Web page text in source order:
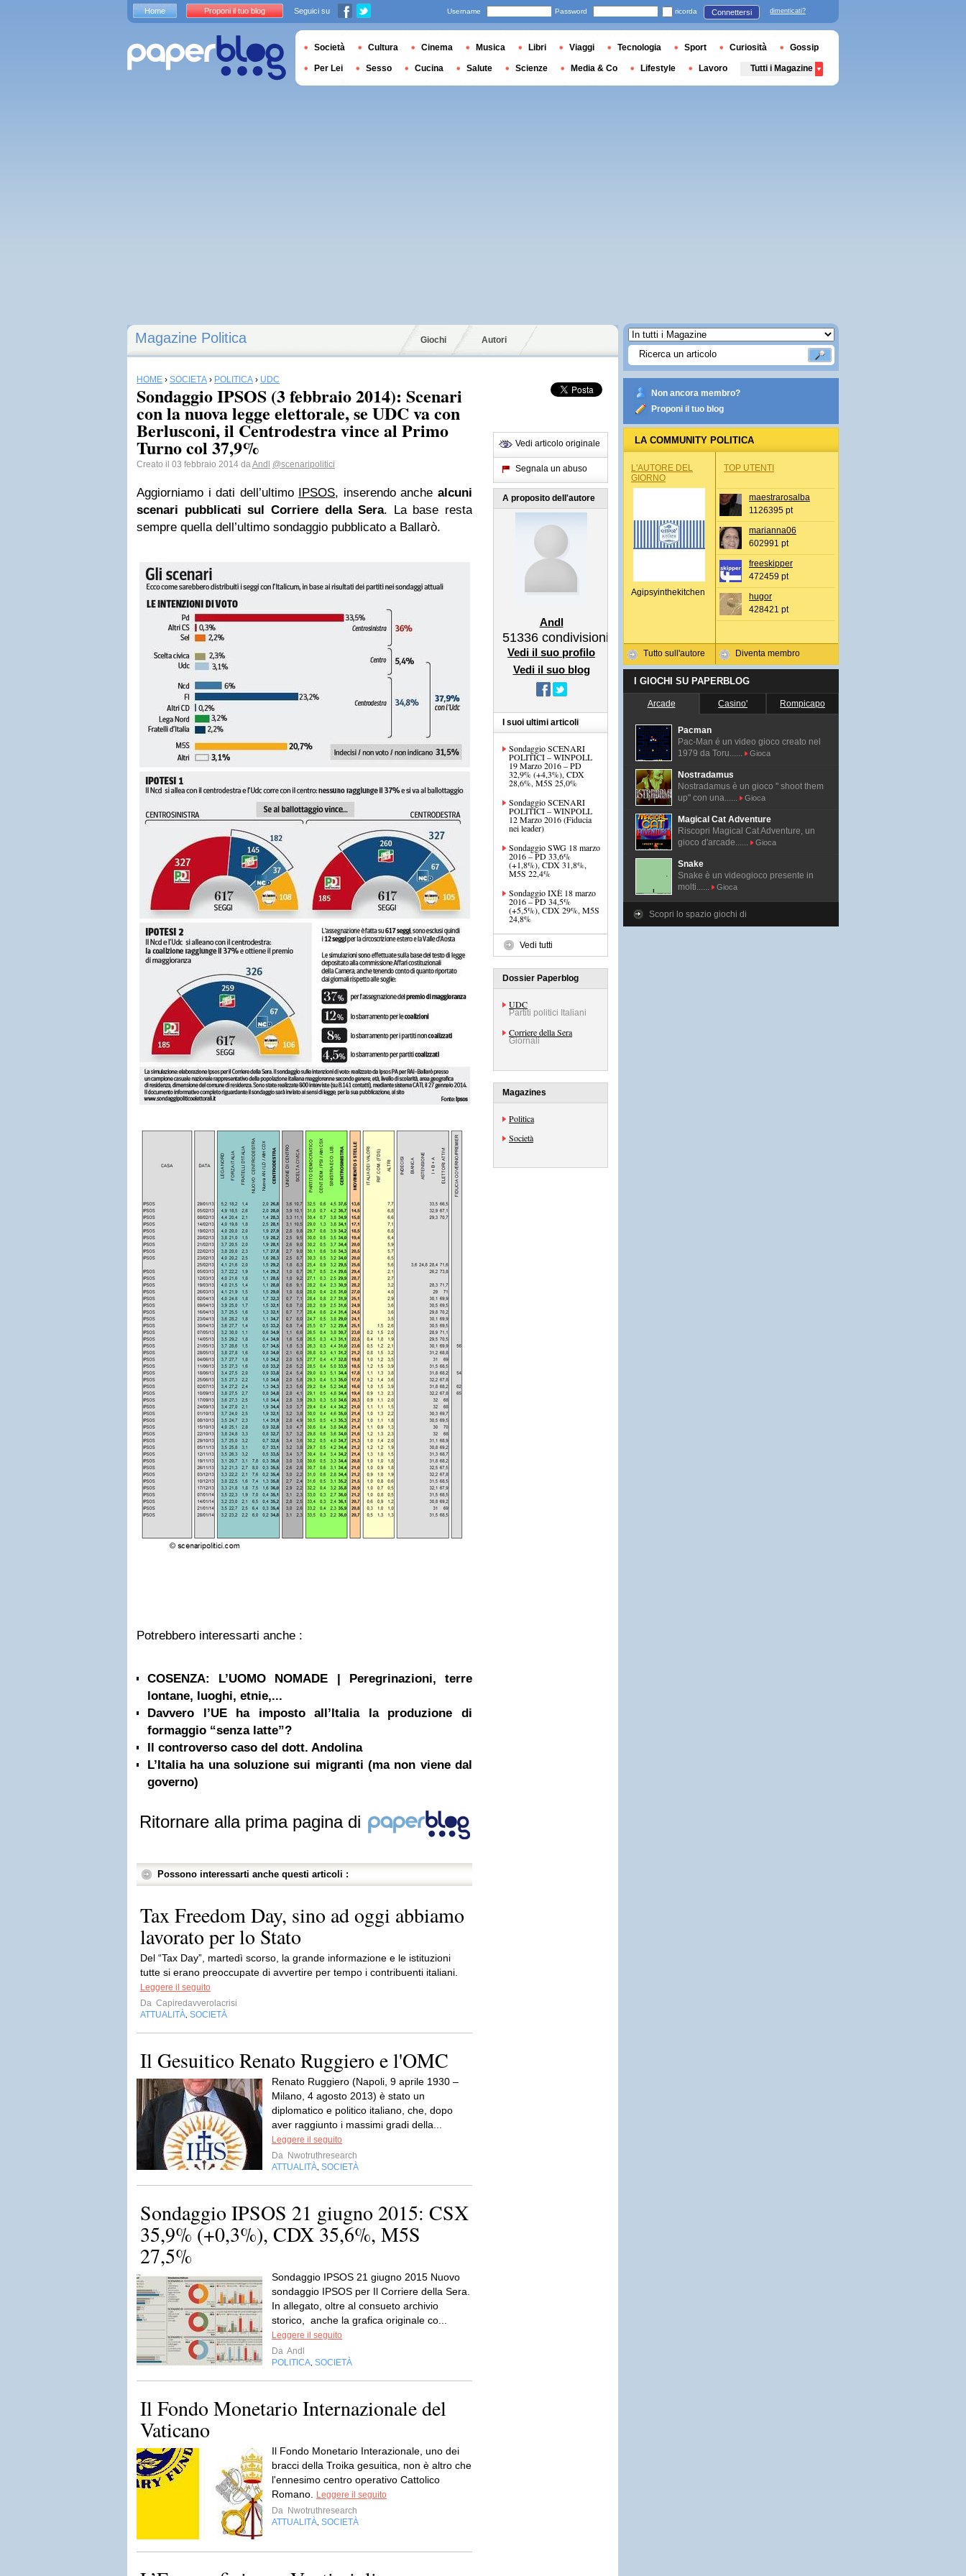
Magazine Politica Giochi Autori
HOME › SOCIETÀ › POLITICA › UDC
Sondaggio IPSOS (3 febbraio 2014): Scenari
con la nuova legge elettorale, se UDC va con
Berlusconi, il Centrodestra vince al Primo
Turno col 37,9%
Creato il 03 febbraio 2014 daAndl @scenaripolitici
Aggiorniamo i dati dell’ultimo IPSOS, inserendo anchealcuni
scenari pubblicati sul Corriere della Sera. La base resta
sempre quella dell’ultimo sondaggio pubblicato a Ballarò.
Potrebbero interessarti anche :
COSENZA: L’UOMO NOMADE | Peregrinazioni, terre
lontane, luoghi, etnie,...
Davvero l’UE ha imposto all’Italia la produzione di
formaggio “senza latte”?
Il controverso caso del dott. Andolina
L’Italia ha una soluzione sui migranti (ma non viene dal
governo)
Ritornare alla prima pagina di
Possono interessarti anche questi articoli :
Tax Freedom Day, sino ad oggi abbiamo
lavorato per lo Stato
Del “Tax Day”, martedì scorso, la grande informazione e le istituzioni
tutte si erano preoccupate di avvertire per tempo i contribuenti italiani.
Leggere il seguito
Da Capiredavverolacrisi
ATTUALITÀ SOCIETÀ
Il Gesuitico Renato Ruggiero e l'OMC
Renato Ruggiero (Napoli, 9 aprile 1930 –
Milano, 4 agosto 2013) è stato un
diplomatico e politico italiano, che, dopo
aver raggiunto i massimi gradi della...
Leggere il seguito
Da Nwotruthresearch
ATTUALITÀ SOCIETÀ
Sondaggio IPSOS 21 giugno 2015: CSX
35,9% (+0,3%), CDX 35,6%, M5S
27,5%
Sondaggio IPSOS 21 giugno 2015 Nuovo
sondaggio IPSOS per Il Corriere della Sera.
In allegato, oltre al consueto archivio
storico, anche la grafica originale co...
Leggere il seguito
Da Andl
POLITICA SOCIETÀ
Il Fondo Monetario Internazionale del
Vaticano
Il Fondo Monetario Interazionale, uno dei
bracci della Troika gesuitica, non è altro che
l'ennesimo centro operativo Cattolico
Romano.
Leggere il seguito
Da Nwotruthresearch
ATTUALITÀ SOCIETÀ
Vedi articolo originale
Segnala un abuso
A proposito dell'autore
Andl
51336 condivisioni
Vedi il suo profilo
Vedi il suo blog
I suoi ultimi articoli
Sondaggio SCENARI
POLITICI – WINPOLL
19 Marzo 2016 – PD
32,9% (+4,3%), CDX
28,6%, M5S 25,0%
Sondaggio SCENARI
POLITICI – WINPOLL
12 Marzo 2016 (Fiducia
nei leader)
Sondaggio SWG 18 marzo
2016 – PD 33,6%
(+1,8%), CDX 31,8%,
M5S 22,4%
Sondaggio IXÈ 18 marzo
2016 – PD 34,5%
(+5,5%), CDX 29%, M5S
24,8%
Vedi tutti
Dossier Paperblog
UDC
Partiti politici Italiani
Corriere della Sera
Giornali
Magazines
Politica
Società
Non ancora membro?
Proponi il tuo blog
LA COMMUNITY POLITICA
L'AUTORE DEL
GIORNO
Agipsyinthekitchen
Tutto sull'autore
TOP UTENTI
maestrarosalba
1126395 pt
marianna06
602991 pt
freeskipper
472459 pt
hugor
428421 pt
Diventa membro
I GIOCHI SU PAPERBLOG
Arcade Casino' Rompicapo
Pacman
Pac-Man é un video gioco creato nel
1979 da Toru......
Gioca
Nostradamus
Nostradamus è un gioco " shoot them
up" con una......
Gioca
Magical Cat Adventure
Riscopri Magical Cat Adventure, un
gioco d'arcade......
Gioca
Snake
Snake è un videogioco presente in
molti......
Gioca
Scopri lo spazio giochi di
Home Proponi il tuo blog Seguici su Username Password ricorda Connettersi dimenticati?
Società Cultura Cinema Musica Libri Viaggi Tecnologia Sport Curiosità Gossip
Per Lei Sesso Cucina Salute Scienze Media & Co Lifestyle Lavoro Tutti i Magazine